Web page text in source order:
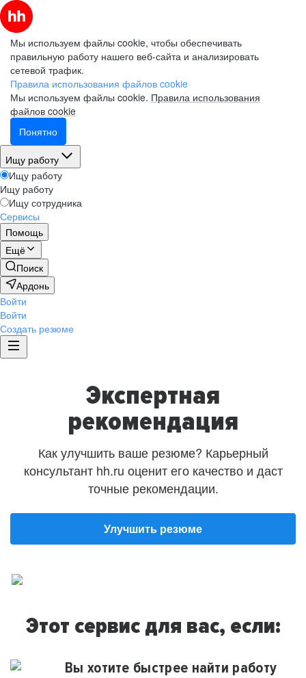
Мы используем файлы cookie, чтобы обеспечивать
правильную работу нашего веб-сайта и анализировать
сетевой трафик.
Правила использования файлов cookie
Мы используем файлы cookie. Правила использования
файлов cookie
Понятно
Ищу работу
Ищу работу
Ищу работу
Ищу сотрудника
Сервисы
Помощь
Ещё
Поиск
Ардонь
Войти
Войти
Создать резюме
Экспертная
рекомендация
Как улучшить ваше резюме? Карьерный
консультант hh.ru оценит его качество и даст
точные рекомендации.
Улучшить резюме
Этот сервис для вас, если:
Вы хотите быстрее найти работу